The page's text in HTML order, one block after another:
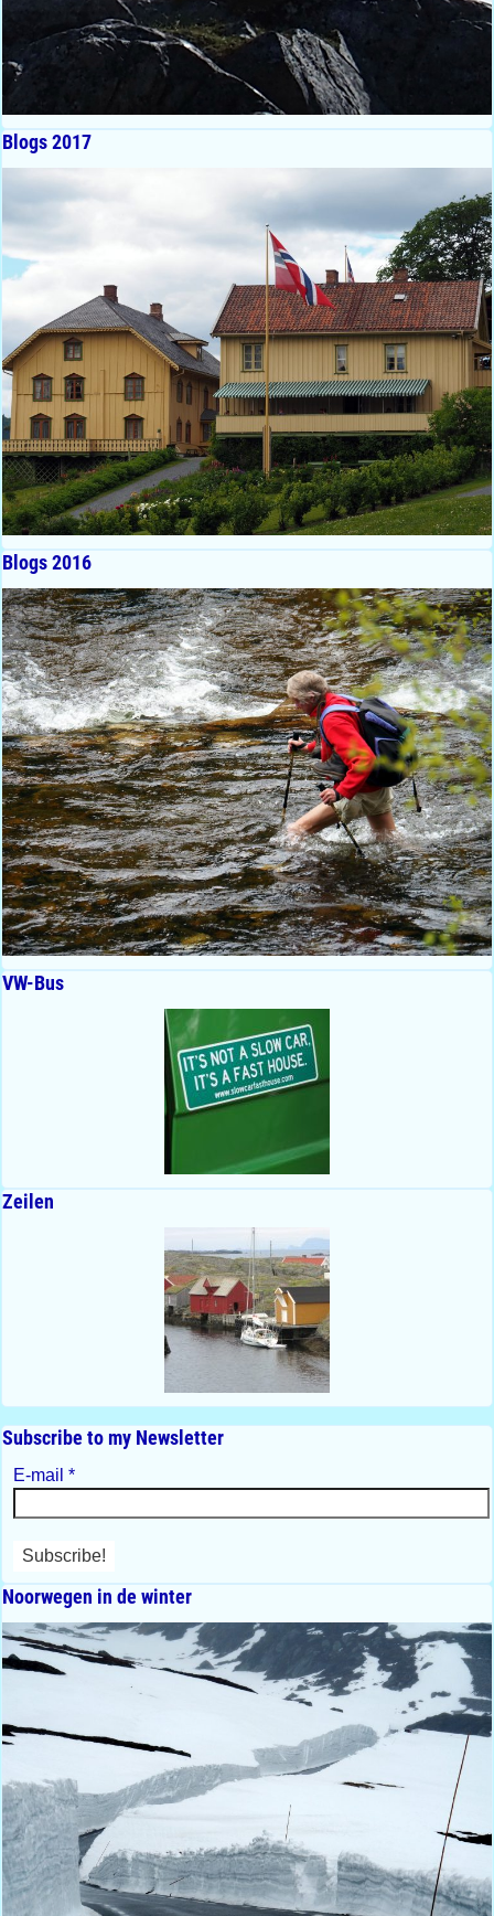
Blogs 2017
Blogs 2016
VW-Bus
Zeilen
Subscribe to my Newsletter
E-mail *
Noorwegen in de winter